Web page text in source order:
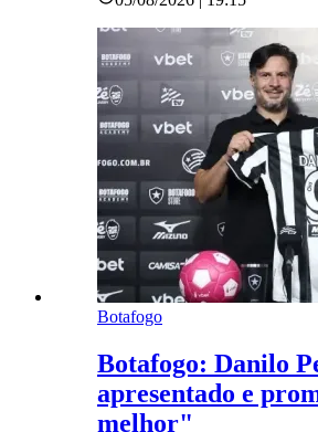
Botafogo
Botafogo: Danilo
apresentado e
melhor"